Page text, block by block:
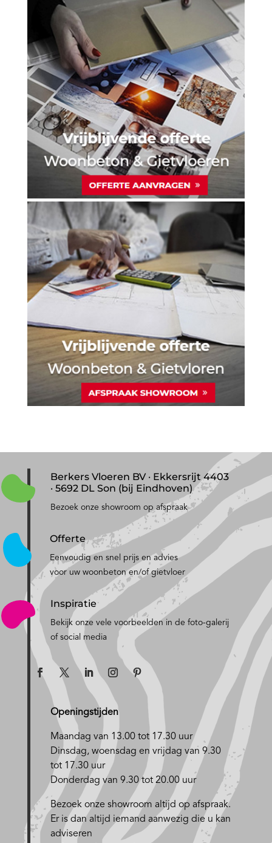
Berkers Vloeren BV · Ekkersrijt 4403
· 5692 DL Son (bij Eindhoven)
Bezoek onze showroom op afspraak
Offerte
Eenvoudig en snel prijs en advies
voor uw woonbeton en/of gietvloer
Inspiratie
Bekijk onze vele voorbeelden in de foto-galerij
of social media
Openingstijden
Maandag van 13.00 tot 17.30 uur
Dinsdag, woensdag en vrijdag van 9.30
tot 17.30 uur
Donderdag van 9.30 tot 20.00 uur
Bezoek onze showroom altijd op afspraak.
Er is dan altijd iemand aanwezig die u kan
adviseren